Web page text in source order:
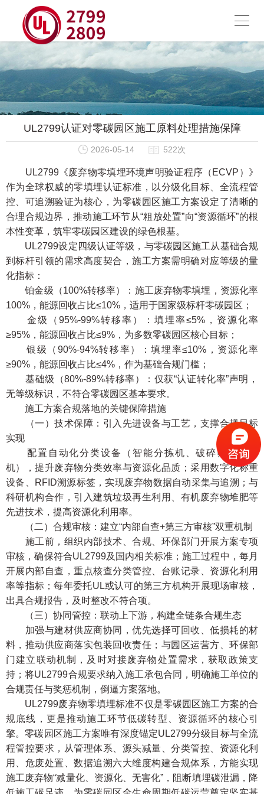
UL2799认证对零碳园区施工原料处理措施保障
2026-05-14 522次
UL2799《废弃物零填埋环境声明验证程序（ECVP）》
作为全球权威的零填埋认证标准，以分级化目标、全流程管
控、可追溯验证为核心，为零碳园区施工方案设定了清晰的
合理合规边界，推动施工环节从“粗放处置”向“资源循环”的根
本性变革，筑牢零碳园区建设的绿色根基。
UL2799设定四级认证等级，与零碳园区施工从基础合规
到标杆引领的需求高度契合，施工方案需明确对应等级的量
化指标：
铂金级（100%转移率）：施工废弃物零填埋，资源化率
100%，能源回收占比≤10%，适用于国家级标杆零碳园区；
金级（95%-99%转移率）：填埋率≤5%，资源化率
≥95%，能源回收占比≤9%，为多数零碳园区核心目标；
银级（90%-94%转移率）：填埋率≤10%，资源化率
≥90%，能源回收占比≤4%，作为基础合规门槛；
基础级（80%-89%转移率）：仅获“认证转化率”声明，
无等级标识，不符合零碳园区基本要求。
施工方案合规落地的关键保障措施
（一）技术保障：引入先进设备与工艺，支撑合规目标
实现
配置自动化分类设备（智能分拣机、破碎筛分一体
机），提升废弃物分类效率与资源化品质；采用数字化称重
设备、RFID溯源标签，实现废弃物数据自动采集与追溯；与
科研机构合作，引入建筑垃圾再生利用、有机废弃物堆肥等
先进技术，提高资源化利用率。
（二）合规审核：建立“内部自查+第三方审核”双重机制
施工前，组织内部技术、合规、环保部门开展方案专项
审核，确保符合UL2799及国内相关标准；施工过程中，每月
开展内部自查，重点核查分类管控、台账记录、资源化利用
率等指标；每年委托UL或认可的第三方机构开展现场审核，
出具合规报告，及时整改不符合项。
（三）协同管控：联动上下游，构建全链条合规生态
加强与建材供应商协同，优先选择可回收、低损耗的材
料，推动供应商落实包装回收责任；与园区运营方、环保部
门建立联动机制，及时对接废弃物处置需求，获取政策支
持；将UL2799合规要求纳入施工承包合同，明确施工单位的
合规责任与奖惩机制，倒逼方案落地。
UL2799废弃物零填埋标准不仅是零碳园区施工方案的合
规底线，更是推动施工环节低碳转型、资源循环的核心引
擎。零碳园区施工方案唯有深度锚定UL2799分级目标与全流
程管控要求，从管理体系、源头减量、分类管控、资源化利
用、危废处置、数据追溯六大维度构建合规体系，方能实现
施工废弃物“减量化、资源化、无害化”，阻断填埋碳泄漏，降